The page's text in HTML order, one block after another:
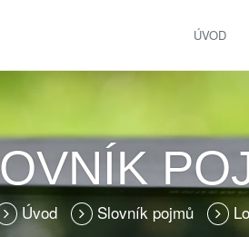
ÚVOD
Úvod Slovník pojmů